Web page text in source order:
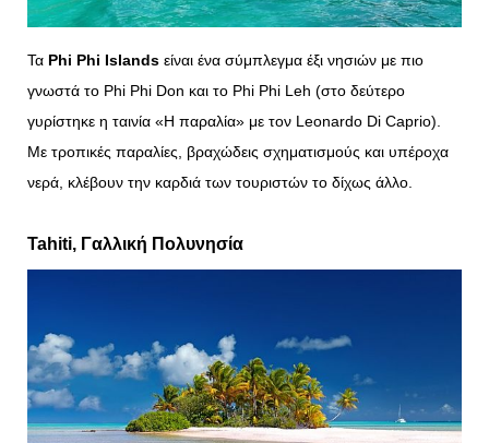
Τα Phi Phi Islands είναι ένα σύμπλεγμα έξι νησιών με πιο
γνωστά το Phi Phi Don και το Phi Phi Leh (στο δεύτερο
γυρίστηκε η ταινία «Η παραλία» με τον Leonardo Di Caprio).
Με τροπικές παραλίες, βραχώδεις σχηματισμούς και υπέροχα
νερά, κλέβουν την καρδιά των τουριστών το δίχως άλλο.
Tahiti, Γαλλική Πολυνησία